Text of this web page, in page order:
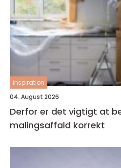
inspiration
04. August 2026
Derfor er det vigtigt at
malingsaffald korrekt